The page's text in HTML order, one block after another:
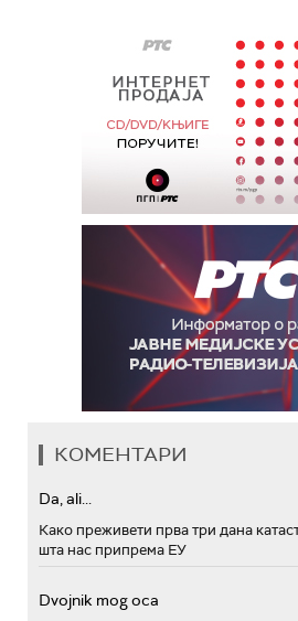
КОМЕНТАРИ
Da, ali...
Како преживети прва три дана
шта нас припрема ЕУ
Dvojnik mog oca